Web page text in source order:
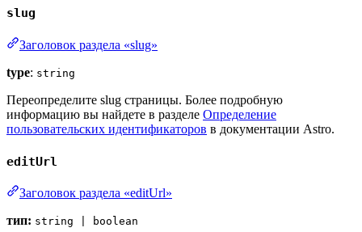
slug
Заголовок раздела «slug»
type: string
Переопределите slug страницы. Более подробную
информацию вы найдете в разделе Определение
пользовательских идентификаторов в документации Astro.
editUrl
Заголовок раздела «editUrl»
тип: string | boolean